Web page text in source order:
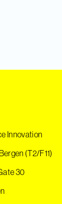
Innovation
(T2/F11)
30